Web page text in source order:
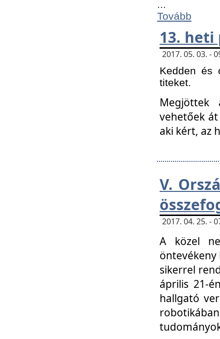
Tovább
13.
2017. 05. 03. -
Kedden és
titeket.
Megjöttek
vehetőek
aki kért, az
V.
2017. 04. 25. -
A közel
öntevékeny
sikerrel
április 21-
hallgató